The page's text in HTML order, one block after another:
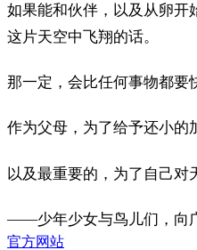
如果能和伙伴，以及从卵开
这片天空中飞翔的话。
那一定，会比任何事物都要
作为父母，为了给予还小的
以及最重要的，为了自己对
——少年少女与鸟儿们，向
官方网站